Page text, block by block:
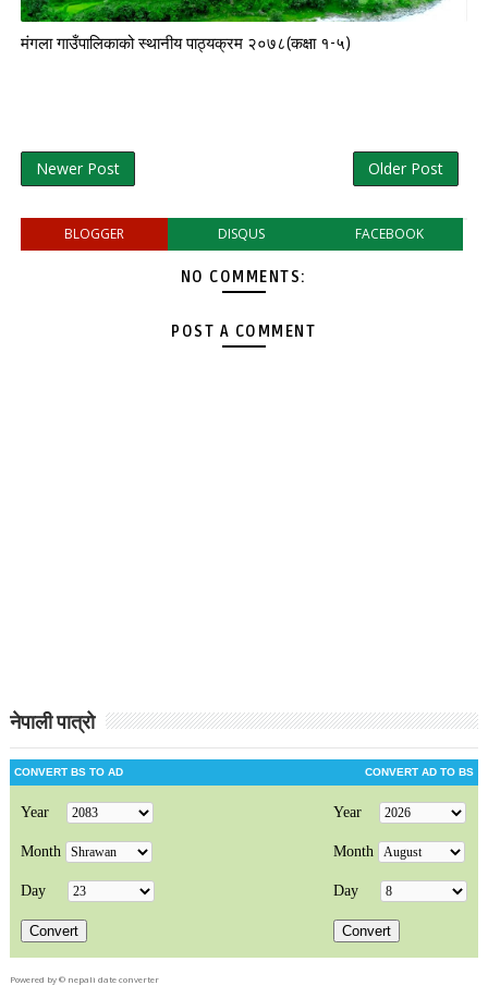
मंगला गाउँपालिकाको स्थानीय पाठ्यक्रम २०७८(कक्षा १-५)
Newer Post Older Post
BLOGGER DISQUS FACEBOOK
NO COMMENTS:
POST A COMMENT
नेपाली पात्रो
Powered by © nepali date converter